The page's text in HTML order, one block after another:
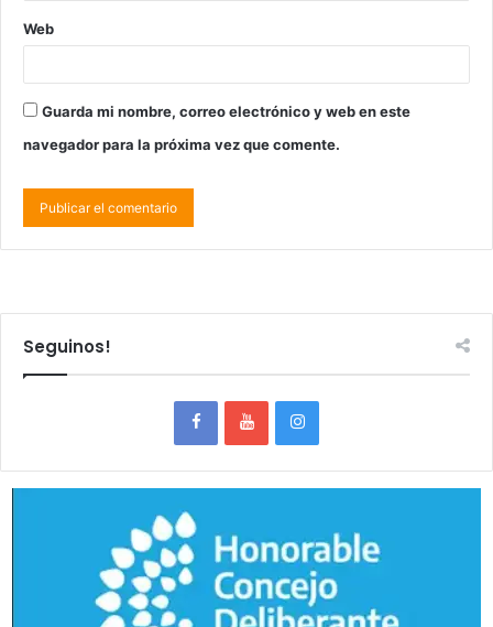
Web
Guarda mi nombre, correo electrónico y web en este
navegador para la próxima vez que comente.
Seguinos!